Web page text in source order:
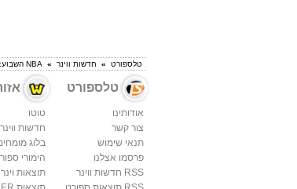
טלספורט » חדשות ווינר » NBA השבוע: בסימן אולסטאר
טלספורט
אודותינו
צור קשר
תנאי שימוש
פרסמו אצלנו
RSS חדשות ווינר
טוטו
חדשות ווינר
בלוג
הימורי
תוצאות וינר